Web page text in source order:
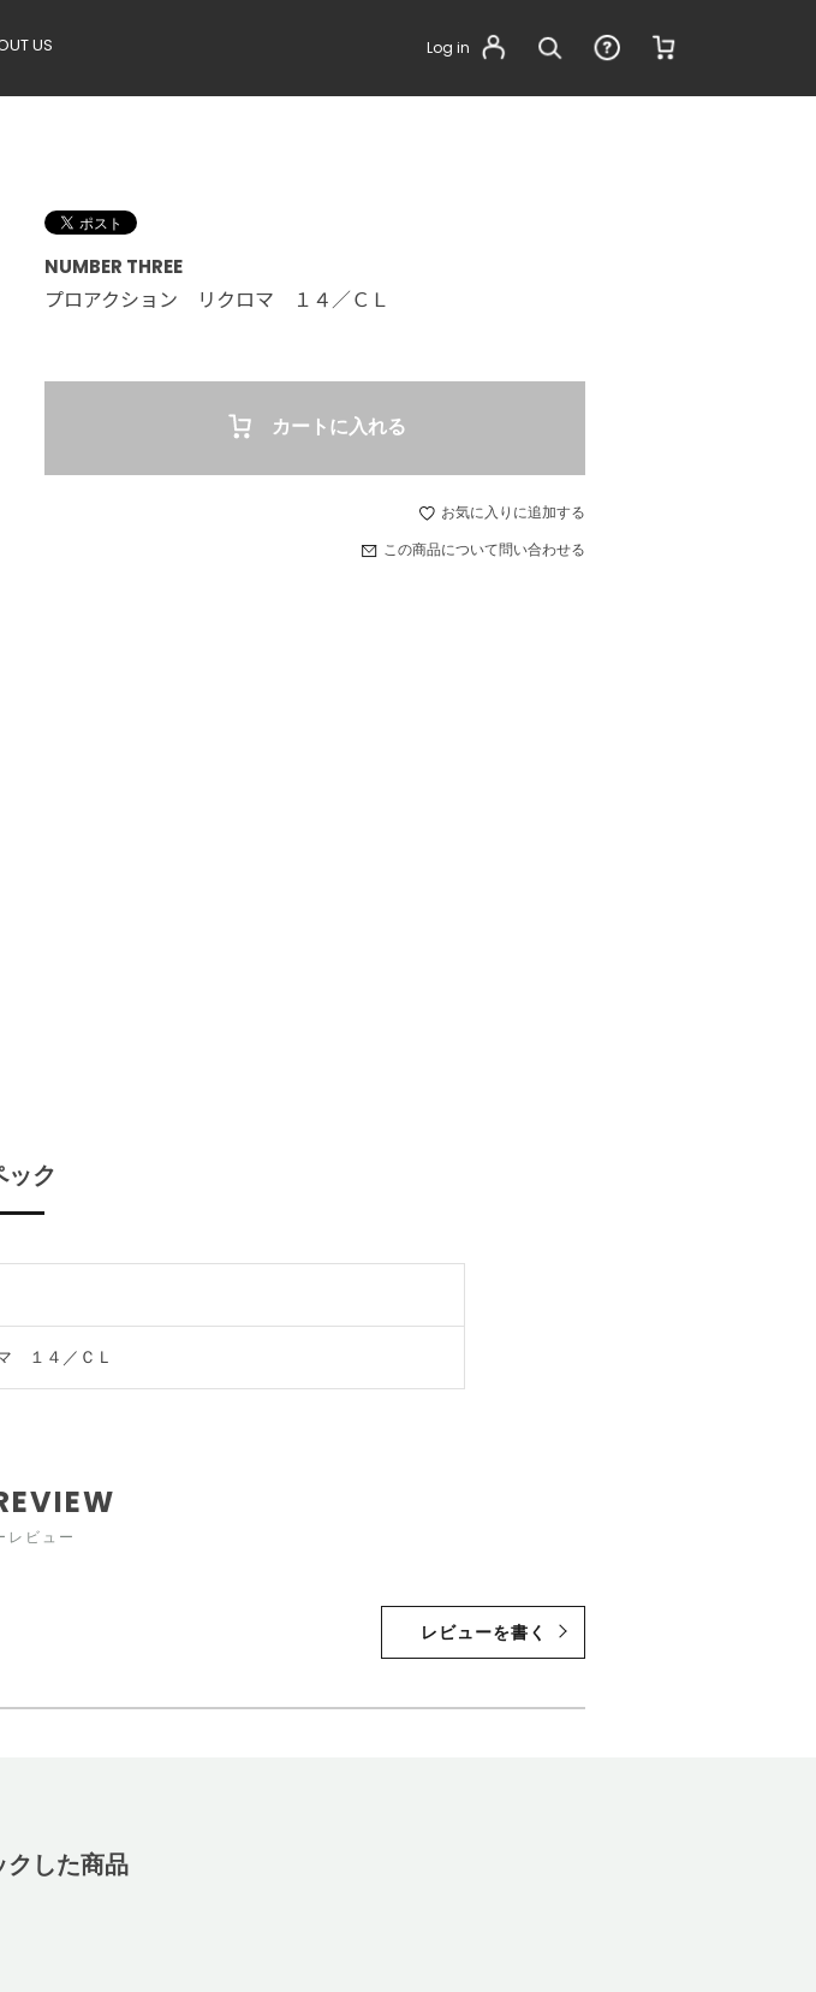
US Log in
NUMBER THREE
プロアクション リクロマ １４／ＣＬ
カートに入れる
お気に入りに追加する
この商品について問い合わせる
ック
１４／ＣＬ
レビュー
レビューを書く
クした商品